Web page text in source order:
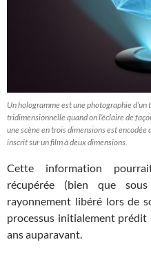
Un hologramme est une photographie
tridimensionnelle quand on l’éclaire de
une scène en trois dimensions est
inscrit sur un film à deux dimensions.
Cette information
récupérée (bien que
rayonnement libéré lors de
processus initialement
ans auparavant.